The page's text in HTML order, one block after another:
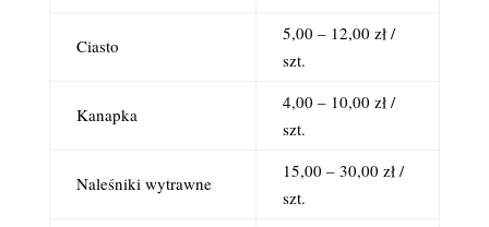
Ciasto
5,00 – 12,00 zł /
szt.
Kanapka
4,00 – 10,00 zł /
szt.
Naleśniki wytrawne
15,00 – 30,00 zł /
szt.